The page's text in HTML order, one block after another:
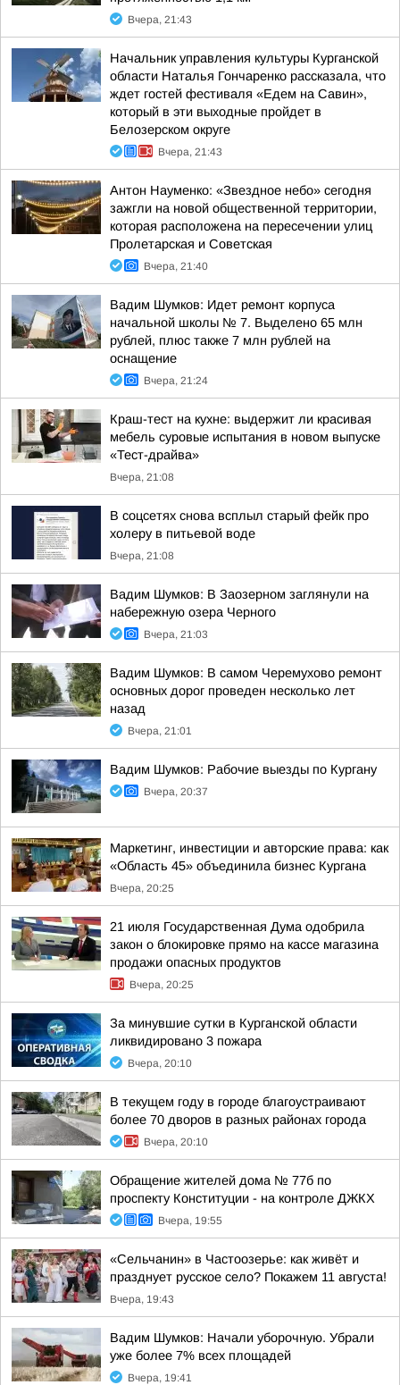
Вчера, 21:43
Начальник управления культуры Курганской
области Наталья Гончаренко рассказала, что
ждет гостей фестиваля «Едем на Савин»,
который в эти выходные пройдет в
Белозерском округе
Вчера, 21:43
Антон Науменко: «Звездное небо» сегодня
зажгли на новой общественной территории,
которая расположена на пересечении улиц
Пролетарская и Советская
Вчера, 21:40
Вадим Шумков: Идет ремонт корпуса
начальной школы № 7. Выделено 65 млн
рублей, плюс также 7 млн рублей на
оснащение
Вчера, 21:24
Краш-тест на кухне: выдержит ли красивая
мебель суровые испытания в новом выпуске
«Тест-драйва»
Вчера, 21:08
В соцсетях снова всплыл старый фейк про
холеру в питьевой воде
Вчера, 21:08
Вадим Шумков: В Заозерном заглянули на
набережную озера Черного
Вчера, 21:03
Вадим Шумков: В самом Черемухово ремонт
основных дорог проведен несколько лет
назад
Вчера, 21:01
Вадим Шумков: Рабочие выезды по Кургану
Вчера, 20:37
Маркетинг, инвестиции и авторские права: как
«Область 45» объединила бизнес Кургана
Вчера, 20:25
21 июля Государственная Дума одобрила
закон о блокировке прямо на кассе магазина
продажи опасных продуктов
Вчера, 20:25
За минувшие сутки в Курганской области
ликвидировано 3 пожара
Вчера, 20:10
В текущем году в городе благоустраивают
более 70 дворов в разных районах города
Вчера, 20:10
Обращение жителей дома № 77б по
проспекту Конституции - на контроле ДЖКХ
Вчера, 19:55
«Сельчанин» в Частоозерье: как живёт и
празднует русское село? Покажем 11 августа!
Вчера, 19:43
Вадим Шумков: Начали уборочную. Убрали
уже более 7% всех площадей
Вчера, 19:41